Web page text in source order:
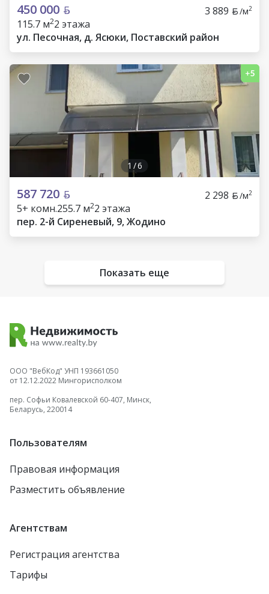
450 000 3 889 /м2
115.7 м22 этажа
ул. Песочная, д. Ясюки, Поставский район
1 /6
587 720 2 298 /м2
5+ комн.255.7 м22 этажа
пер. 2-й Сиреневый, 9, Жодино
Показать еще
ООО "ВебКод" УНП 193661050
от 12.12.2022 Мингорисполком
пер. Софьи Ковалевской 60-407, Минск,
Беларусь, 220014
Пользователям
Правовая информация
Разместить объявление
Агентствам
Регистрация агентства
Тарифы